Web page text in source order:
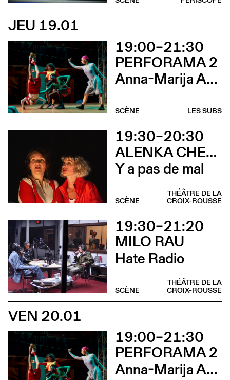
JEU 19.01
19:00–21:30
PERFORAMA 2
Anna-Marija Adomaityte & Gautier Teuscher, Marc Oosterhoff, Catol Teixeira, Ouinch Ouinch
LES SUBS
SCÈNE
19:30–20:30
ALENKA CHENUZ & AMÉLIE VIDON
Y a pas de mal
THÉÂTRE DE LA
CROIX-ROUSSE
SCÈNE
19:30–21:20
MILO RAU
Hate Radio
THÉÂTRE DE LA
CROIX-ROUSSE
SCÈNE
VEN 20.01
19:00–21:30
PERFORAMA 2
Anna-Marija Adomaityte & Gautier Teuscher, Marc Oosterhoff, Catol Teixeira, Ouinch Ouinch